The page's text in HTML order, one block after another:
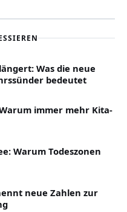
Was die neue
bedeutet
immer mehr Kita-
Warum Todeszonen
neue Zahlen zur